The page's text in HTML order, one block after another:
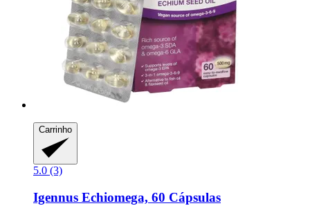
Carrinho
5.0 (3)
Igennus Echiomega, 60 Cápsulas